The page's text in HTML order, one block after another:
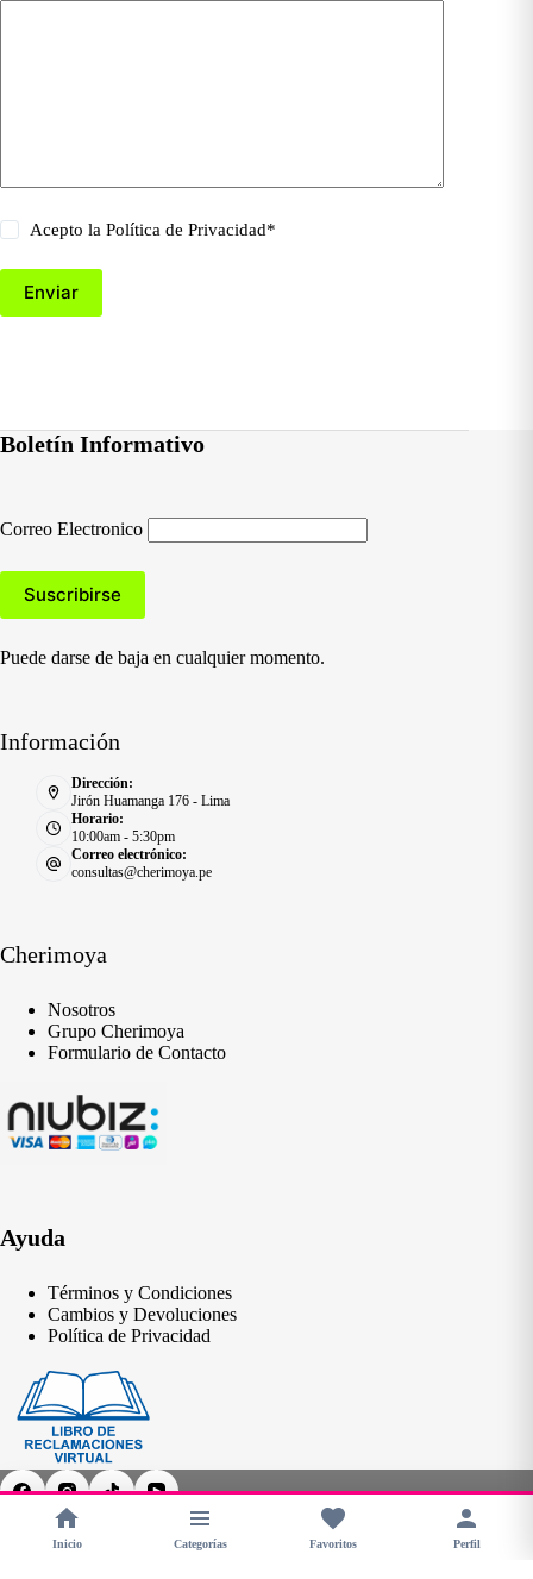
Acepto laPolítica de Privacidad*
Enviar
Boletín Informativo
Correo Electronico
Puede darse de baja en cualquier momento.
Información
Dirección:
Jirón Huamanga 176 - Lima
Horario:
10:00am - 5:30pm
Correo electrónico:
consultas@cherimoya.pe
Cherimoya
Nosotros
Grupo Cherimoya
Formulario de Contacto
Ayuda
Términos y Condiciones
Cambios y Devoluciones
Política de Privacidad
Copyright © 2026 - CHERIMOYA Perú
Inicio Categorías Favoritos Perfil